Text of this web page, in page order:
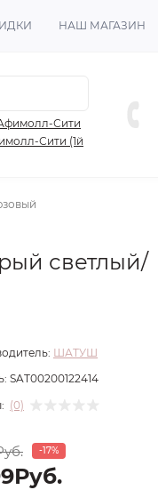
НАШ МАГАЗИН
Сити
Сити (1й
светлый/
ШАТУШ
SAT00200122414
(0)
-17%